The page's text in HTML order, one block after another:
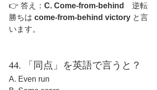
👉 答え： C. Come-from-behind 逆転
勝ちは come-from-behind victory と言
います。
44. 「同点」を英語で言うと？
A. Even run